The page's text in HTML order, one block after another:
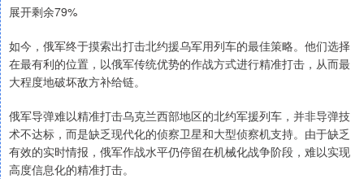
展开剩余79%
如今，俄军终于摸索出打击北约援乌军用列车的最佳策略。他们选择
在最有利的位置，以俄军传统优势的作战方式进行精准打击，从而最
大程度地破坏敌方补给链。
俄军导弹难以精准打击乌克兰西部地区的北约军援列车，并非导弹技
术不达标，而是缺乏现代化的侦察卫星和大型侦察机支持。由于缺乏
有效的实时情报，俄军作战水平仍停留在机械化战争阶段，难以实现
高度信息化的精准打击。